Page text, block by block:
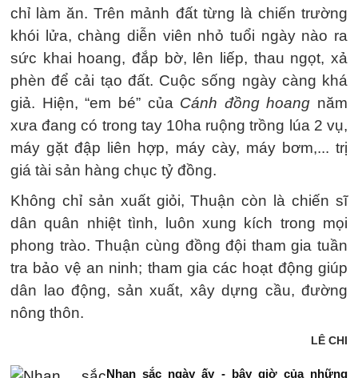
chỉ làm ăn. Trên mảnh đất từng là chiến trường
khói lửa, chàng diễn viên nhỏ tuổi ngày nào ra
sức khai hoang, đắp bờ, lên liếp, thau ngọt, xả
phèn để cải tạo đất. Cuộc sống ngày càng khá
giả. Hiện, “em bé” của Cánh đồng hoang năm
xưa đang có trong tay 10ha ruộng trồng lúa 2 vụ,
máy gặt đập liên hợp, máy cày, máy bơm,... trị
giá tài sản hàng chục tỷ đồng.
Không chỉ sản xuất giỏi, Thuận còn là chiến sĩ
dân quân nhiệt tình, luôn xung kích trong mọi
phong trào. Thuận cùng đồng đội tham gia tuần
tra bảo vệ an ninh; tham gia các hoạt động giúp
dân lao động, sản xuất, xây dựng cầu, đường
nông thôn.
LÊ CHI
Nhan sắc ngày ấy - bây giờ của những